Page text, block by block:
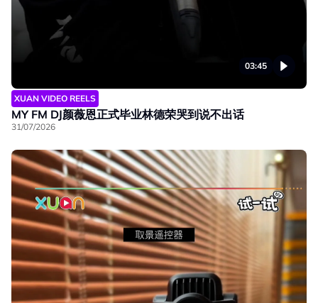
03:45
XUAN VIDEO REELS
MY FM DJ颜薇恩正式毕业林德荣哭到说不出话
31/07/2026